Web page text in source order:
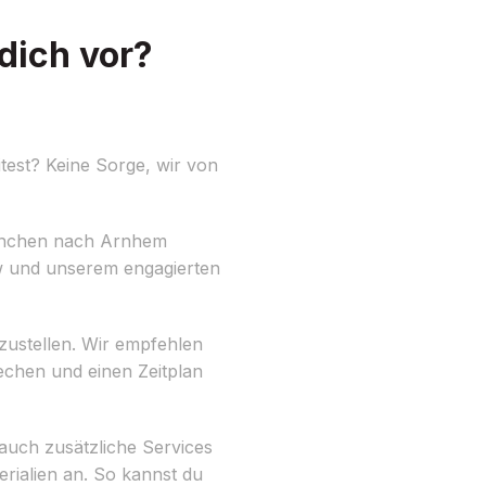
vor?
Keine Sorge, wir von
nach Arnhem
unserem engagierten
Wir empfehlen
und einen Zeitplan
zusätzliche Services
an. So kannst du